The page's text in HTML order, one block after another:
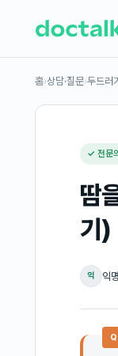
홈›상담·질문›두드러
✓ 전문
땀
기)
익 익